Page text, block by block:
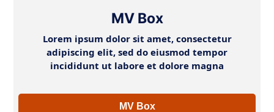
MV Box
Lorem ipsum dolor sit amet, consectetur
adipiscing elit, sed do eiusmod tempor
incididunt ut labore et dolore magna
MV Box